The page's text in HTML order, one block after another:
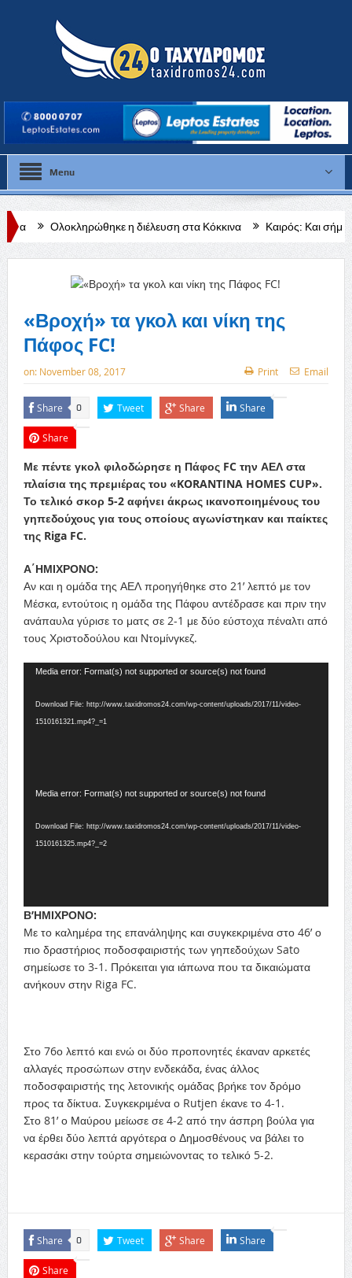
Menu
η διέλευση στα Κόκκινα Καιρός: Και σήμερα στου 40
«Βροχή» τα γκολ και νίκη της
Πάφος FC!
on: November 08, 2017 Print Email
Share 0 Tweet Share Share
Share
Με πέντε γκολ φιλοδώρησε η Πάφος FC την ΑΕΛ στα
πλαίσια της πρεμιέρας του «KORANTINA HOMES CUP».
Το τελικό σκορ 5-2 αφήνει άκρως ικανοποιημένους του
γηπεδούχους για τους οποίους αγωνίστηκαν και παίκτες
της Riga FC.
Α΄ΗΜΙΧΡΟΝΟ:
Αν και η ομάδα της ΑΕΛ προηγήθηκε στο 21’ λεπτό με τον
Μέσκα, εντούτοις η ομάδα της Πάφου αντέδρασε και πριν την
ανάπαυλα γύρισε το ματς σε 2-1 με δύο εύστοχα πέναλτι από
τους Χριστοδούλου και Ντομίνγκεζ.
Video
Media error: Format(s) not supported or source(s) not found
Download File: http://www.taxidromos24.com/wp-content/uploads/2017/11/video-
1510161321.mp4?_=1
Video
Media error: Format(s) not supported or source(s) not found
Download File: http://www.taxidromos24.com/wp-content/uploads/2017/11/video-
1510161325.mp4?_=2
Β’ΗΜΙΧΡΟΝΟ:
Με το καλημέρα της επανάληψης και συγκεκριμένα στο 46’ ο
πιο δραστήριος ποδοσφαιριστής των γηπεδούχων Sato
σημείωσε το 3-1. Πρόκειται για ιάπωνα που τα δικαιώματα
ανήκουν στην Riga FC.
Στο 76ο λεπτό και ενώ οι δύο προπονητές έκαναν αρκετές
αλλαγές προσώπων στην ενδεκάδα, ένας άλλος
ποδοσφαιριστής της λετονικής ομάδας βρήκε τον δρόμο
προς τα δίκτυα. Συγκεκριμένα ο Rutjen έκανε το 4-1.
Στο 81’ ο Μαύρου μείωσε σε 4-2 από την άσπρη βούλα για
να έρθει δύο λεπτά αργότερα ο Δημοσθένους να βάλει το
κερασάκι στην τούρτα σημειώνοντας το τελικό 5-2.
Share 0 Tweet Share Share
Share